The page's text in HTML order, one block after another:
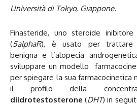
Università di Tokyo, Giappone.
Finasteride, uno steroide
(5alphaR), è usato per trattare
benigna e l’alopecia
sviluppare un modello
per spiegare la sua farmacocinetica
il profilo della
diidrotestosterone (DHT) in